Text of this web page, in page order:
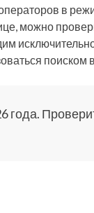
в
можно
поиском
года.